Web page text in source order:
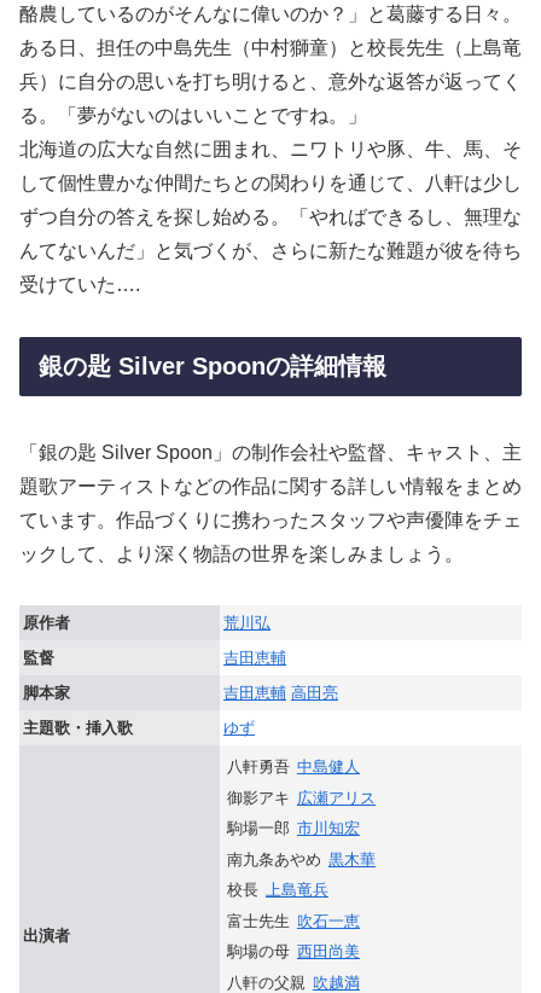
酪農しているのがそんなに偉いのか？」と葛藤する日々。
ある日、担任の中島先生（中村獅童）と校長先生（上島竜
兵）に自分の思いを打ち明けると、意外な返答が返ってく
る。「夢がないのはいいことですね。」
北海道の広大な自然に囲まれ、ニワトリや豚、牛、馬、そ
して個性豊かな仲間たちとの関わりを通じて、八軒は少し
ずつ自分の答えを探し始める。「やればできるし、無理な
んてないんだ」と気づくが、さらに新たな難題が彼を待ち
受けていた….
銀の匙 Silver Spoonの詳細情報
「銀の匙 Silver Spoon」の制作会社や監督、キャスト、主
題歌アーティストなどの作品に関する詳しい情報をまとめ
ています。作品づくりに携わったスタッフや声優陣をチェ
ックして、より深く物語の世界を楽しみましょう。
原作者
荒川弘
監督
吉田恵輔
脚本家
吉田恵輔 高田亮
主題歌・挿入歌
ゆず
出演者
八軒勇吾 中島健人
御影アキ 広瀬アリス
駒場一郎 市川知宏
南九条あやめ 黒木華
校長 上島竜兵
富士先生 吹石一恵
駒場の母 西田尚美
八軒の父親 吹越満